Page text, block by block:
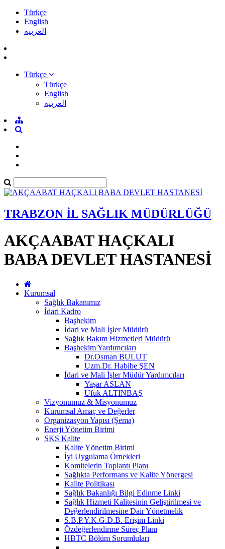
Türkçe
English
العربية
Türkçe
Türkçe
English
العربية
TRABZON İL SAĞLIK MÜDÜRLÜĞÜ
AKÇAABAT HAÇKALI
BABA DEVLET HASTANESİ
Kurumsal
Sağlık Bakanımız
İdari Kadro
Başhekim
İdari ve Mali İşler Müdürü
Sağlık Bakım Hizmetleri Müdürü
Başhekim Yardımcıları
Dr.Osman BULUT
Uzm.Dr. Habibe ŞEN
İdari ve Mali İşler Müdür Yardımcıları
Yaşar ASLAN
Ufuk ALTINBAŞ
Vizyonumuz & Misyonumuz
Kurumsal Amaç ve Değerler
Organizasyon Yapısı (Şema)
Enerji Yönetim Birimi
SKS Kalite
Kalite Yönetim Birimi
İyi Uygulama Örnekleri
Komitelerin Toplantı Planı
Sağlıkta Performans ve Kalite Yönergesi
Kalite Politikası
Sağlık Bakanlığı Bilgi Edinme Linki
Sağlık Hizmeti Kalitesinin Geliştirilmesi ve
Değerlendirilmesine Dair Yönetmelik
S.B.P.Y.K.G.D.B. Erişim Linki
Özdeğerlendirme Süreç Planı
HBTC Bölüm Sorumluları